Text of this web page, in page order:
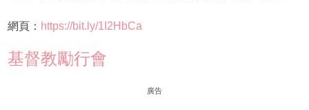
網頁： https://bit.ly/1I2HbCa
基督教勵行會
廣告